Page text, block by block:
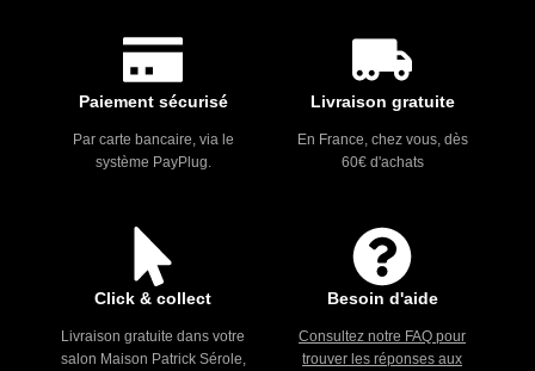
Paiement sécurisé
Par carte bancaire, via le
système PayPlug.
Livraison gratuite
En France, chez vous, dès
60€ d'achats
Click & collect
Livraison gratuite dans votre
salon Maison Patrick Sérole,
Besoin d'aide
Consultez notre FAQ pour
trouver les réponses aux